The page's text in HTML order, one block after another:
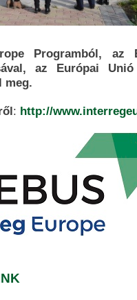
Programból, az
az Európai
meg.
: http://